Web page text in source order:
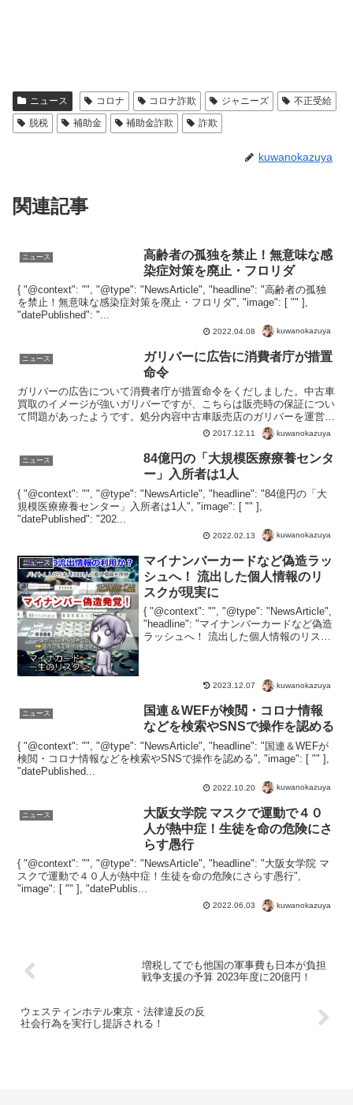
ニュース コロナ コロナ詐欺 ジャニーズ
不正受給
脱税
補助金 補助金詐欺 詐欺
kuwanokazuya
関連記事
ニュース
高齢者の孤独を禁止！無意味な感
染症対策を廃止・フロリダ
{ "@context": "", "@type": "NewsArticle", "headline": "高齢者の孤独
を禁止！無意味な感染症対策を廃止・フロリダ", "image": [ "" ],
"datePublished": "...
2022.04.08 kuwanokazuya
ニュース
ガリバーに広告に消費者庁が措置
命令
ガリバーの広告について消費者庁が措置命令をくだしました。中古車
買取のイメージが強いガリバーですが、こちらは販売時の保証につい
て問題があったようです。処分内容中古車販売店のガリバーを運営す
るＩＤＯＭ（イドム）が、軽自動車専門店「ガリバーミニク...
2017.12.11 kuwanokazuya
ニュース
84億円の「大規模医療療養センタ
ー」入所者は1人
{ "@context": "", "@type": "NewsArticle", "headline": "84億円の「大
規模医療療養センター」入所者は1人", "image": [ "" ],
"datePublished": "202...
2022.02.13 kuwanokazuya
ニュース
マイナンバーカードなど偽造ラッ
シュへ！ 流出した個人情報のリ
スクが現実に
{ "@context": "", "@type": "NewsArticle",
"headline": "マイナンバーカードなど偽造
ラッシュへ！ 流出した個人情報のリスク
2023.12.07 kuwanokazuya
ニュース
国連＆WEFが検閲・コロナ情報
などを検索やSNSで操作を認める
{ "@context": "", "@type": "NewsArticle", "headline": "国連＆WEFが
検閲・コロナ情報などを検索やSNSで操作を認める", "image": [ "" ],
"datePublished...
2022.10.20 kuwanokazuya
ニュース
大阪女学院 マスクで運動で４０
人が熱中症！生徒を命の危険にさ
らす愚行
{ "@context": "", "@type": "NewsArticle", "headline": "大阪女学院 マ
スクで運動で４０人が熱中症！生徒を命の危険にさらす愚行",
"image": [ "" ], "datePublis...
2022.06.03 kuwanokazuya
増税してでも他国の軍事費も日本が負担
戦争支援の予算 2023年度に20億円！
ウェスティンホテル東京・法律違反の反
社会行為を実行し提訴される！